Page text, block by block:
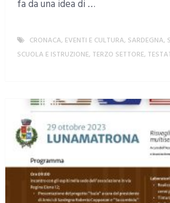
fa da una idea di …
CRONACA, EVENTI E CULTURA, SARDEGNA,
SCUOLA E ISTRUZIONE, TERZO SETTORE,